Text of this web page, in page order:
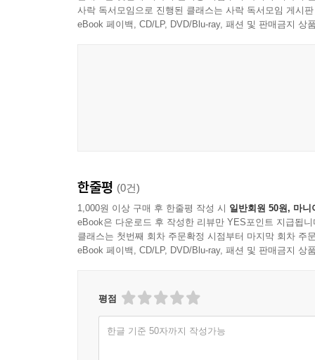
사락 독서모임으로 진행된 클래스는 사락 독서모임 게시
eBook 페이백, CD/LP, DVD/Blu-ray, 패션 및 판매금지 상
한줄평 (0건)
1,000원 이상 구매 후 한줄평 작성 시 일반회원 50원, 마니
eBook은 다운로드 후 작성한 리뷰만 YES포인트 지급됩니
클래스는 첫번째 회차 주문확정 시점부터 마지막 회차 주
eBook 페이백, CD/LP, DVD/Blu-ray, 패션 및 판매금지 상
평점
한글 기준 50자까지 작성가능